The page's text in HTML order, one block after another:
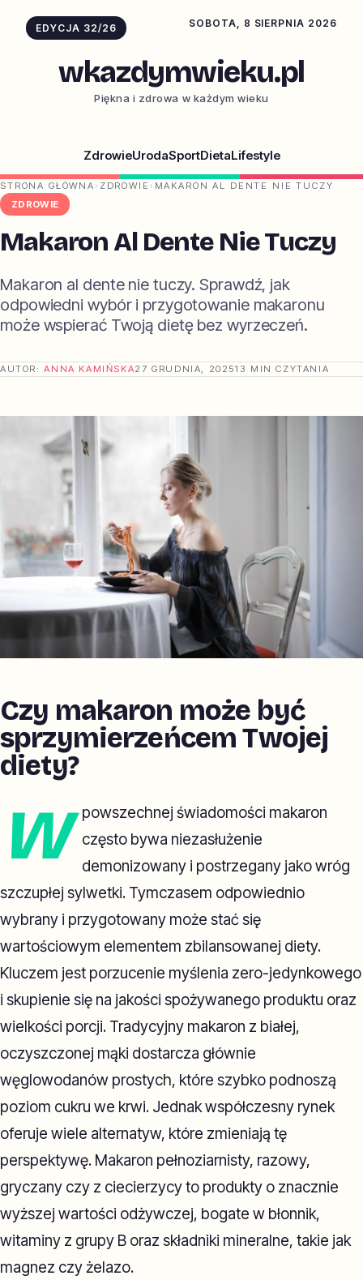
EDYCJA 32/26 SOBOTA, 8 SIERPNIA 2026
wkazdymwieku.pl
Piękna i zdrowa w każdym wieku
ZdrowieUrodaSportDietaLifestyle
STRONA GŁÓWNA › ZDROWIE › MAKARON AL DENTE NIE TUCZY
ZDROWIE
Makaron Al Dente Nie Tuczy
Makaron al dente nie tuczy. Sprawdź, jak
odpowiedni wybór i przygotowanie makaronu
może wspierać Twoją dietę bez wyrzeczeń.
AUTOR:ANNA KAMIŃSKA27 GRUDNIA, 202513 MIN CZYTANIA
Czy makaron może być
sprzymierzeńcem Twojej
diety?
W
powszechnej świadomości makaron
często bywa niezasłużenie
demonizowany i postrzegany jako wróg
szczupłej sylwetki. Tymczasem odpowiednio
wybrany i przygotowany może stać się
wartościowym elementem zbilansowanej diety.
Kluczem jest porzucenie myślenia zero-jedynkowego
i skupienie się na jakości spożywanego produktu oraz
wielkości porcji. Tradycyjny makaron z białej,
oczyszczonej mąki dostarcza głównie
węglowodanów prostych, które szybko podnoszą
poziom cukru we krwi. Jednak współczesny rynek
oferuje wiele alternatyw, które zmieniają tę
perspektywę. Makaron pełnoziarnisty, razowy,
gryczany czy z ciecierzycy to produkty o znacznie
wyższej wartości odżywczej, bogate w błonnik,
witaminy z grupy B oraz składniki mineralne, takie jak
magnez czy żelazo.